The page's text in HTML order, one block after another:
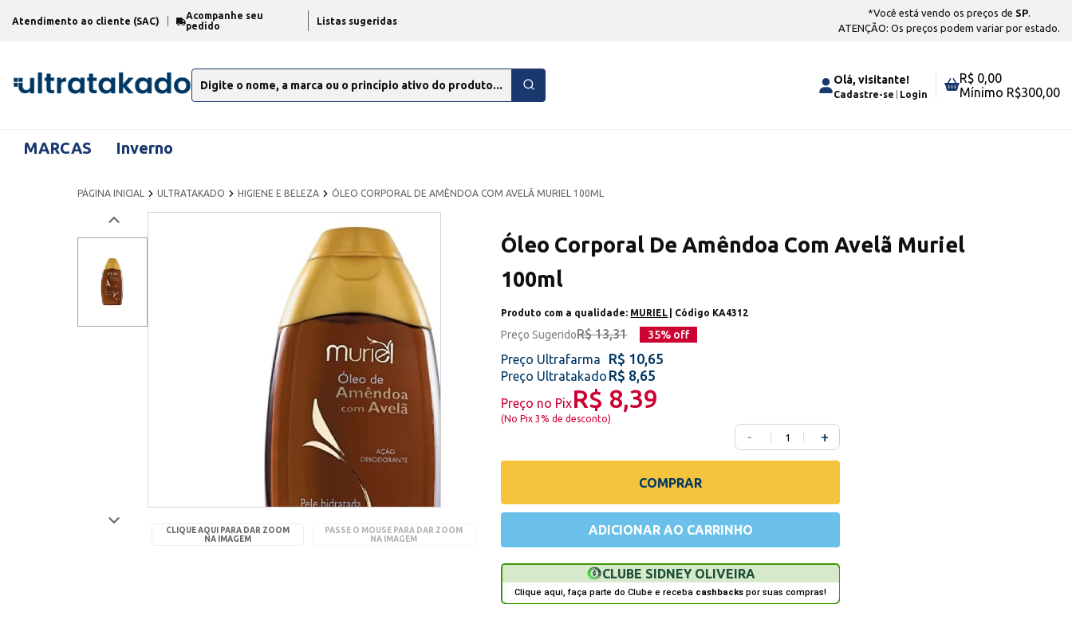
Atendimento ao cliente (SAC)
Acompanhe seu
pedido
Listas sugeridas
*Você está vendo os preços de SP.
ATENÇÃO: Os preços podem variar por estado.
Olá, visitante!
Cadastre-se Login
R$ 0,00
Mínimo R$300,00
MARCAS Inverno
PÁGINA INICIAL ULTRATAKADO HIGIENE E BELEZA ÓLEO CORPORAL DE AMÊNDOA COM AVELÃ MURIEL 100ML
CLIQUE AQUI PARA DAR ZOOM
NA IMAGEM
PASSE O MOUSE PARA DAR ZOOM
NA IMAGEM
Óleo Corporal De Amêndoa Com Avelã Muriel
100ml
Produto com a qualidade: MURIEL | Código KA4312
Preço SugeridoR$ 13,31 35% off
Preço Ultrafarma R$ 10,65
Preço Ultratakado R$ 8,65
Preço no PixR$ 8,39
(No Pix 3% de desconto)
- +
COMPRAR
ADICIONAR AO CARRINHO
CLUBE SIDNEY OLIVEIRA
Clique aqui, faça parte do Clube e receba cashbacks por suas compras!